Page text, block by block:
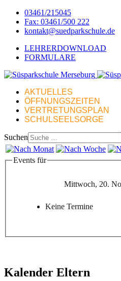
03461/215045
Fax: 03461/500 222
kontakt@suedparkschule.de
LEHRERDOWNLOAD
FORMULARE
AKTUELLES
ÖFFNUNGSZEITEN
VERTRETUNGSPLAN
SCHULSEELSORGE
Suchen
Events für
Mittwoch, 20.
Keine Termine
Kalender Eltern